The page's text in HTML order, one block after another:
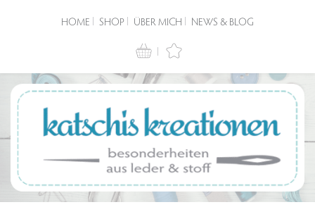
HOME SHOP ÜBER MICH NEWS & BLOG